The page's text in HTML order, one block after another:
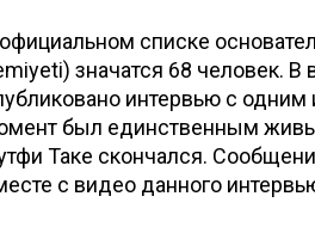
списке
значатся 68 человек.
интервью с
был единственным
Таке скончался.
с видео данного